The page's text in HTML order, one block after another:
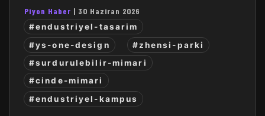
Piyon Haber | 30 Haziran 2026
#endustriyel-tasarim
#ys-one-design
#zhensi-parki
#surdurulebilir-mimari
#cinde-mimari
#endustriyel-kampus